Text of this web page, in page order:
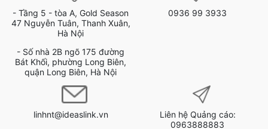
- Tầng 5 - tòa A, Gold Season
47 Nguyễn Tuân, Thanh Xuân,
Hà Nội
- Số nhà 2B ngõ 175 đường
Bát Khối, phường Long Biên,
quận Long Biên, Hà Nội
0936 99 3933
linhnt@ideaslink.vn
Liên hệ Quảng cáo:
0963888883